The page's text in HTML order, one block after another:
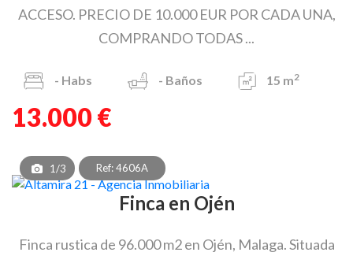
ACCESO. PRECIO DE 10.000 EUR POR CADA UNA,
COMPRANDO TODAS ...
- Habs - Baños 15 m2
13.000 €
1/3 Ref: 4606A
Finca en Ojén
Finca rustica de 96.000 m2 en Ojén, Malaga. Situada